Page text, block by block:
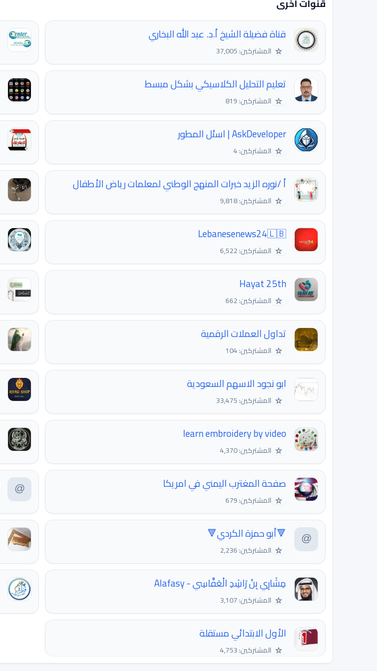
قنوات اخرى
قناة فضيلة الشيخ أ.د. عبد الله البخاري
☆ المشتركين: 37,005
تعليم التحليل الكلاسيكي بشكل مبسط
☆ المشتركين: 819
AskDeveloper | اسئل المطور
☆ المشتركين: 4
أ /نوره الزيد خبرات المنهج الوطني لمعلمات رياض الأطفال
☆ المشتركين: 9,818
Lebanesenews24🇱🇧
☆ المشتركين: 6,522
Hayat 25th
☆ المشتركين: 662
تداول العملات الرقمية
☆ المشتركين: 104
ابو نجود الاسهم السعودية
☆ المشتركين: 33,475
learn embroidery by video
☆ المشتركين: 4,370
صفحة المغترب اليمني في امريكا
☆ المشتركين: 679
🔻أبو حمزة الكردي🔻
☆ المشتركين: 2,236
مِشَارِي بِنْ رَاشِدِ الْعَفَّاسِي - Alafasy
☆ المشتركين: 3,107
الأول الابتدائي مستقلة
☆ المشتركين: 4,753